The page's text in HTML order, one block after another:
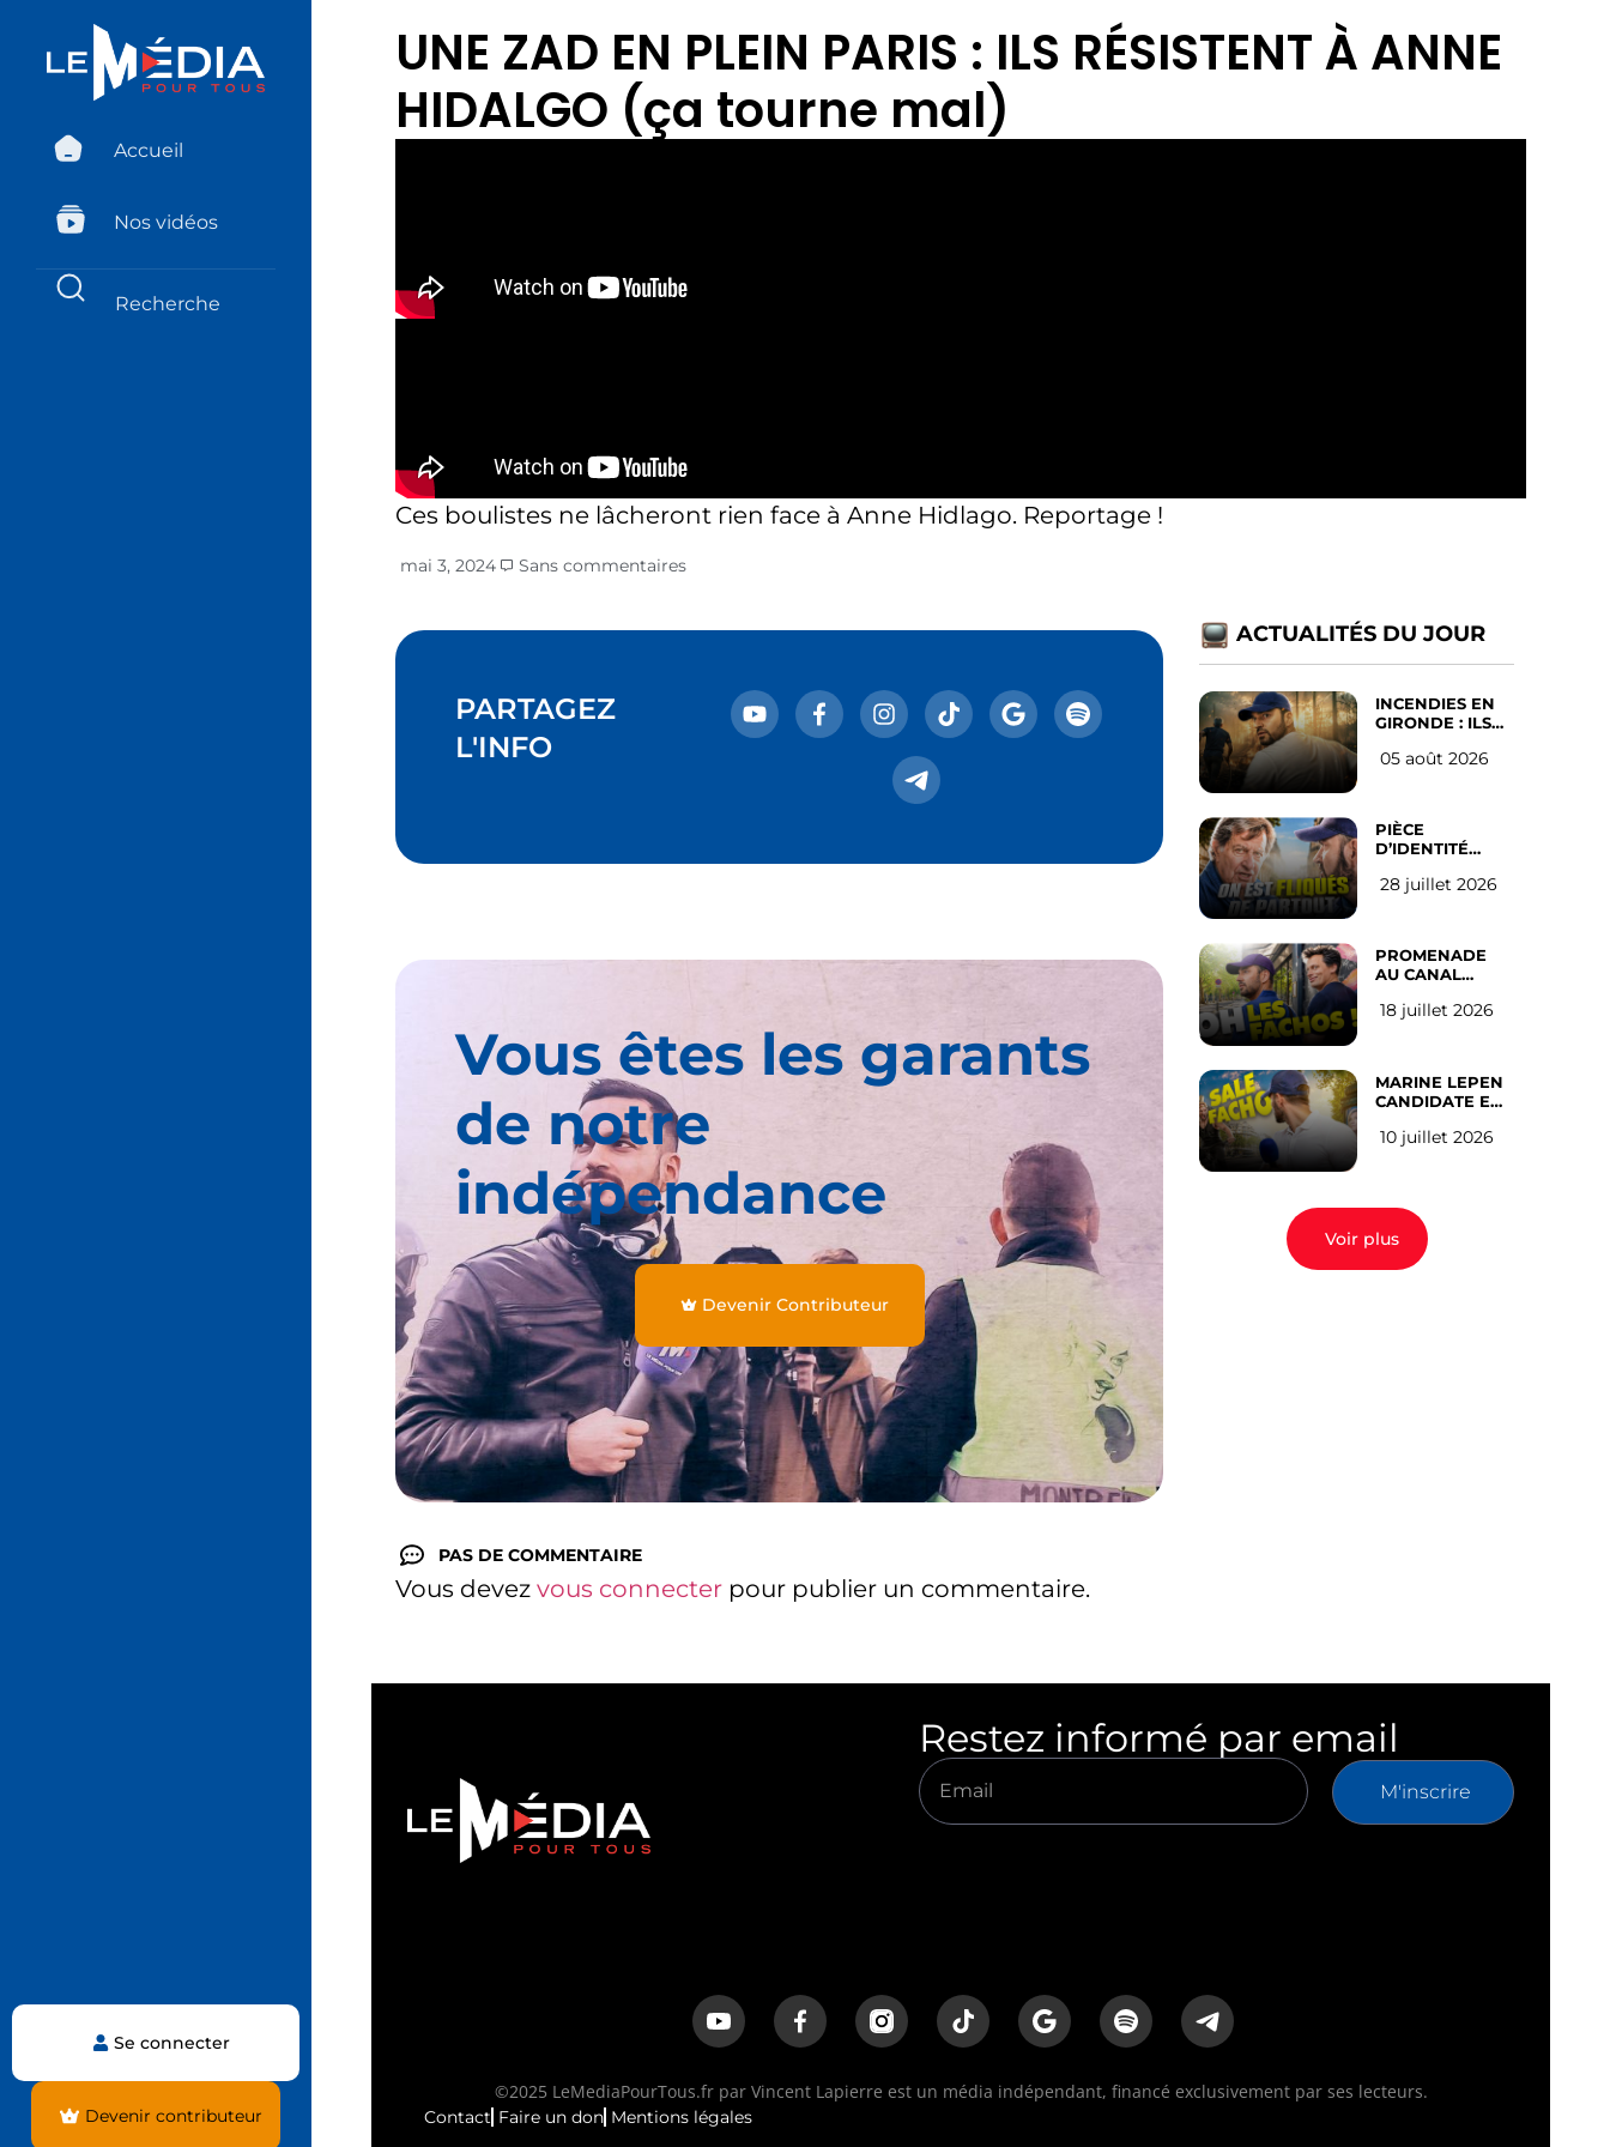
Accueil
Nos vidéos
Se connecter
Devenir contributeur
UNE ZAD EN PLEIN PARIS : ILS RÉSISTENT À ANNE
HIDALGO (ça tourne mal)
Ces boulistes ne lâcheront rien face à Anne Hidlago. Reportage !
mai 3, 2024 Sans commentaires
PARTAGEZ
L'INFO
Vous êtes les garants
de notre
indépendance
Devenir Contributeur
ACTUALITÉS DU JOUR
INCENDIES EN
GIRONDE : ILS
D’ABANDONNER
05 août 2026
PIÈCE
D’IDENTITÉ
SUR LES
28 juillet 2026
PROMENADE
AU CANAL
(les gauchistes
18 juillet 2026
MARINE LEPEN
CANDIDATE EN
Parisiens
10 juillet 2026
Voir plus
PAS DE COMMENTAIRE
Vous devez vous connecter pour publier un commentaire.
Restez informé par email
M'inscrire
©2025 LeMediaPourTous.fr par Vincent Lapierre est un média indépendant, financé exclusivement par ses lecteurs.
Contact Faire un don Mentions légales